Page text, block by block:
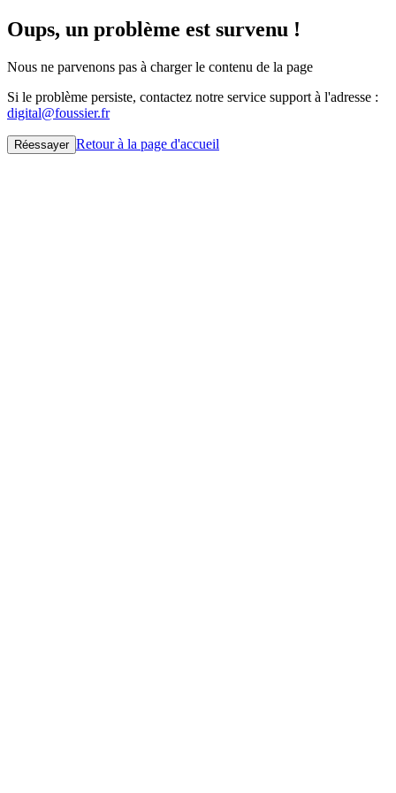
Oups, un problème est survenu !
Nous ne parvenons pas à charger le contenu de la page
Si le problème persiste, contactez notre service support à l'adresse :
digital@foussier.fr
Réessayer Retour à la page d'accueil